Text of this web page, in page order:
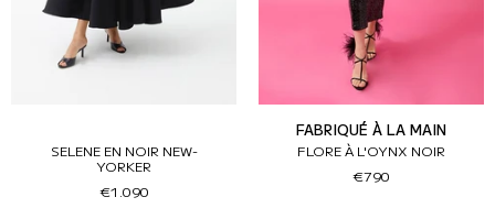
SELENE EN NOIR NEW-
YORKER
€1.090
FABRIQUÉ À LA MAIN
FLORE À L'OYNX NOIR
€790